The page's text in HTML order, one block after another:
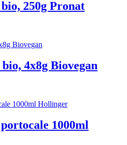
250g Pronat
4x8g Biovegan
1000ml